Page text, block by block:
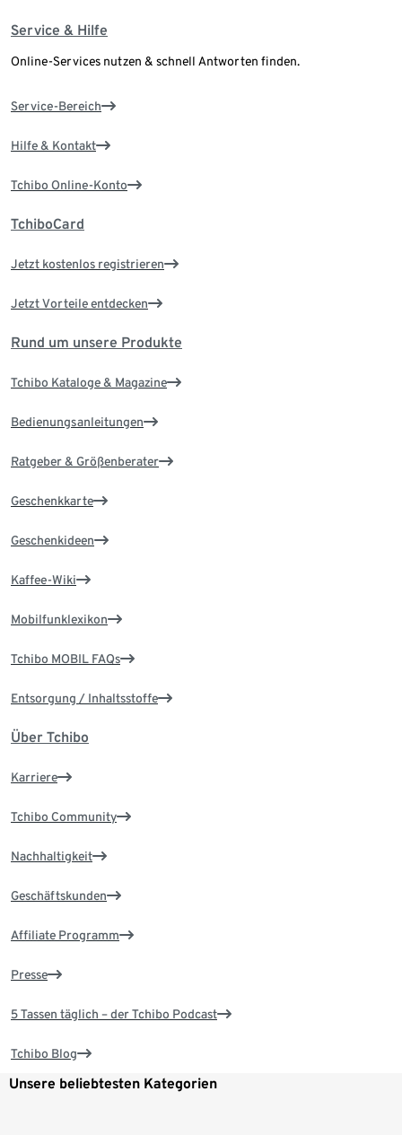
Service & Hilfe
Online-Services nutzen & schnell Antworten finden.
Service-Bereich
Hilfe & Kontakt
Tchibo Online-Konto
TchiboCard
Jetzt kostenlos registrieren
Jetzt Vorteile entdecken
Rund um unsere Produkte
Tchibo Kataloge & Magazine
Bedienungsanleitungen
Ratgeber & Größenberater
Geschenkkarte
Geschenkideen
Kaffee-Wiki
Mobilfunklexikon
Tchibo MOBIL FAQs
Entsorgung / Inhaltsstoffe
Über Tchibo
Karriere
Tchibo Community
Nachhaltigkeit
Geschäftskunden
Affiliate Programm
Presse
5 Tassen täglich – der Tchibo Podcast
Tchibo Blog
Unsere beliebtesten Kategorien